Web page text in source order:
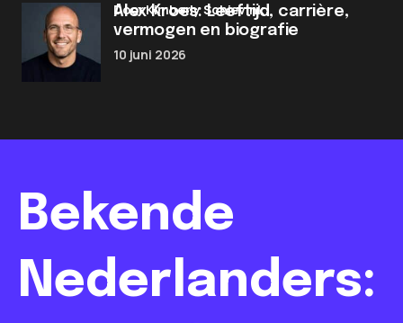
Alex Kroes: Leeftijd, carrière,
vermogen en biografie
door Kimberly Schievink
10 juni 2026
Bekende
Nederlanders: